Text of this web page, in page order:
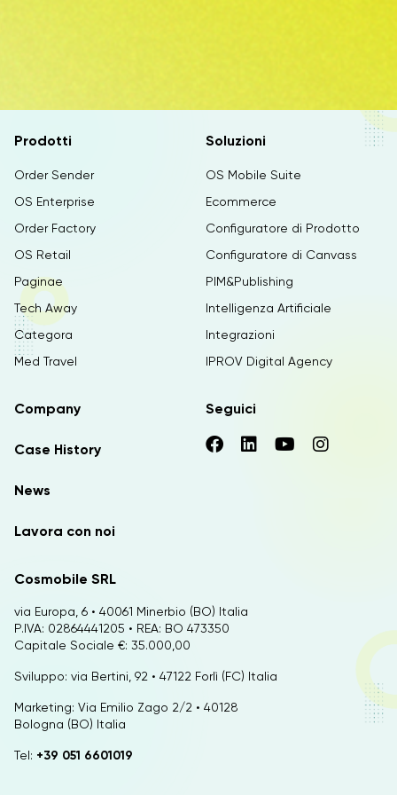
Cosmobile SRL
via Europa, 6 • 40061 Minerbio (BO) Italia
P.IVA: 02864441205 • REA: BO 473350
Capitale Sociale €: 35.000,00
Sviluppo: via Bertini, 92 • 47122 Forlì (FC) Italia
Marketing: Via Emilio Zago 2/2 • 40128
Bologna (BO) Italia
Tel: +39 051 6601019
Prodotti
Order Sender
OS Enterprise
Order Factory
OS Retail
Paginae
Tech Away
Categora
Med Travel
Soluzioni
OS Mobile Suite
Ecommerce
Configuratore di Prodotto
Configuratore di Canvass
PIM&Publishing
Intelligenza Artificiale
Integrazioni
IPROV Digital Agency
Company
Case History
News
Lavora con noi
Seguici